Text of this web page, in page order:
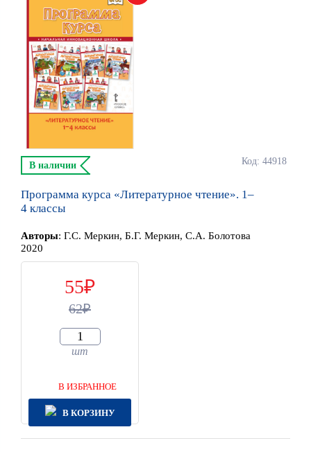
Код: 44918
В наличии
Программа курса «Литературное чтение». 1–
4 классы
Авторы: Г.С. Меркин, Б.Г. Меркин, С.А. Болотова
2020
55
62
шт
В ИЗБРАННОЕ
В КОРЗИНУ